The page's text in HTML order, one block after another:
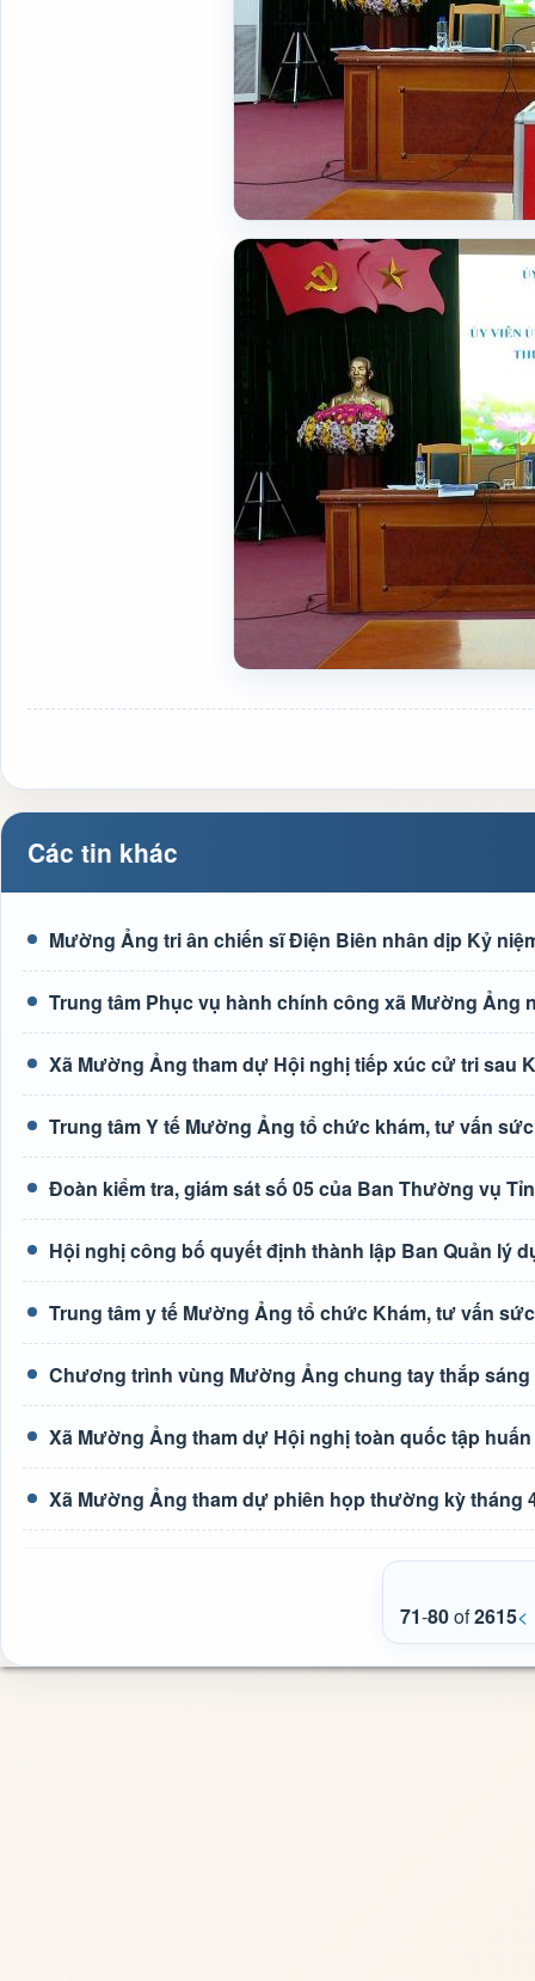
Các tin khác
Mường Ảng tri ân chiến sĩ Điện Biên nhân dịp Kỷ
Trung tâm Phục vụ hành chính công xã Mường Ảng
Xã Mường Ảng tham dự Hội nghị tiếp xúc cử tri sau
Trung tâm Y tế Mường Ảng tổ chức khám, tư vấn
Đoàn kiểm tra, giám sát số 05 của Ban Thường vụ
Hội nghị công bố quyết định thành lập Ban Quản lý
Trung tâm y tế Mường Ảng tổ chức Khám, tư vấn
Chương trình vùng Mường Ảng chung tay thắp
Xã Mường Ảng tham dự Hội nghị toàn quốc tập
Xã Mường Ảng tham dự phiên họp thường kỳ tháng
71-80of2615<